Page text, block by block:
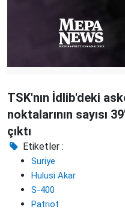
TSK'nın İdlib'deki
noktalarının sayısı
çıktı
Etiketler :
Suriye
Hulusi Akar
S-400
Patriot